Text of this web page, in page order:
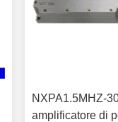
NXPA1.5MHZ-
amplificatore di